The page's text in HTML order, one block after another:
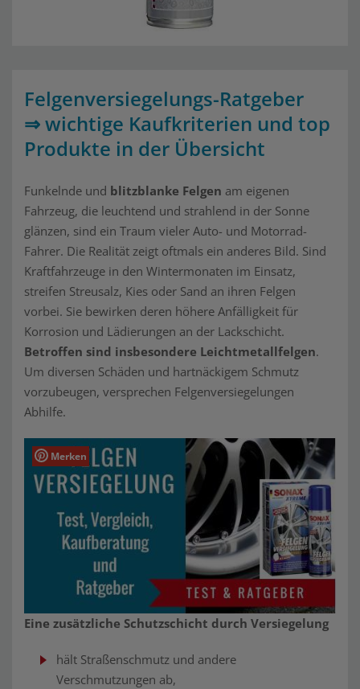
Felgenversiegelungs-Ratgeber
⇒ wichtige Kaufkriterien und top
Produkte in der Übersicht
Funkelnde und blitzblanke Felgen am eigenen
Fahrzeug, die leuchtend und strahlend in der Sonne
glänzen, sind ein Traum vieler Auto- und Motorrad-
Fahrer. Die Realität zeigt oftmals ein anderes Bild. Sind
Kraftfahrzeuge in den Wintermonaten im Einsatz,
streifen Streusalz, Kies oder Sand an ihren Felgen
vorbei. Sie bewirken deren höhere Anfälligkeit für
Korrosion und Lädierungen an der Lackschicht.
Betroffen sind insbesondere Leichtmetallfelgen.
Um diversen Schäden und hartnäckigem Schmutz
vorzubeugen, versprechen Felgenversiegelungen
Abhilfe.
Merken
Eine zusätzliche Schutzschicht durch Versiegelung
hält Straßenschmutz und andere
Verschmutzungen ab,